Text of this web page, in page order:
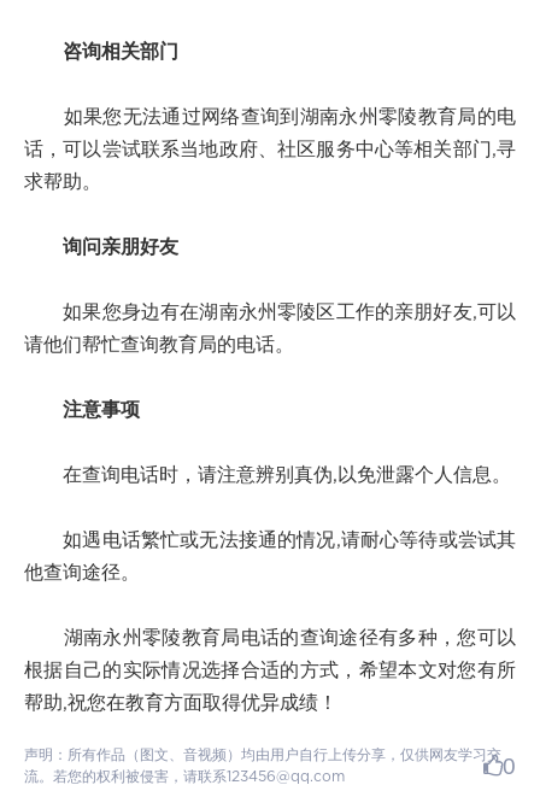
咨询相关部门
如果您无法通过网络查询到湖南永州零陵教育局的电
话，可以尝试联系当地政府、社区服务中心等相关部门,寻
求帮助。
询问亲朋好友
如果您身边有在湖南永州零陵区工作的亲朋好友,可以
请他们帮忙查询教育局的电话。
注意事项
在查询电话时，请注意辨别真伪,以免泄露个人信息。
如遇电话繁忙或无法接通的情况,请耐心等待或尝试其
他查询途径。
湖南永州零陵教育局电话的查询途径有多种，您可以
根据自己的实际情况选择合适的方式，希望本文对您有所
帮助,祝您在教育方面取得优异成绩！
声明：所有作品（图文、音视频）均由用户自行上传分享，仅供网友学习交
流。若您的权利被侵害，请联系123456@qq.com
0